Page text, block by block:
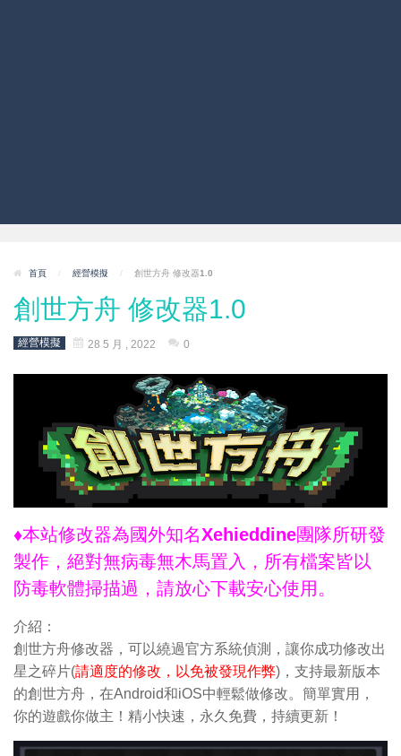
首頁 / 經營模擬 / 創世方舟 修改器1.0
創世方舟 修改器1.0
經營模擬 28 5 月 , 2022 0
♦本站修改器為國外知名Xehieddine團隊所研發
製作，絕對無病毒無木馬置入，所有檔案皆以
防毒軟體掃描過，請放心下載安心使用。
介紹：
創世方舟修改器，可以繞過官方系統偵測，讓你成功修改出
星之碎片(請適度的修改，以免被發現作弊)，支持最新版本
的創世方舟，在Android和iOS中輕鬆做修改。簡單實用，
你的遊戲你做主！精小快速，永久免費，持續更新！